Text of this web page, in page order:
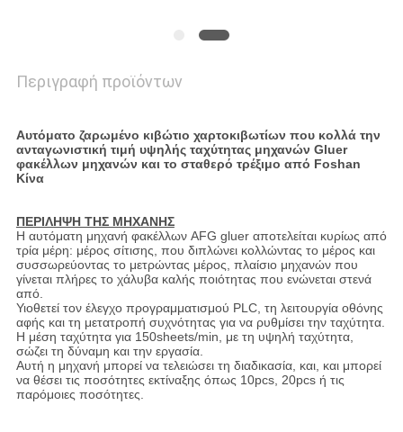
Περιγραφή προϊόντων
Αυτόματο ζαρωμένο κιβώτιο χαρτοκιβωτίων που κολλά την
ανταγωνιστική τιμή υψηλής ταχύτητας μηχανών Gluer
φακέλλων μηχανών και το σταθερό τρέξιμο από Foshan
Κίνα
ΠΕΡΙΛΗΨΗ ΤΗΣ ΜΗΧΑΝΗΣ
Η αυτόματη μηχανή φακέλλων AFG gluer αποτελείται κυρίως από
τρία μέρη: μέρος σίτισης, που διπλώνει κολλώντας το μέρος και
συσσωρεύοντας το μετρώντας μέρος, πλαίσιο μηχανών που
γίνεται πλήρες το χάλυβα καλής ποιότητας που ενώνεται στενά
από.
Υιοθετεί τον έλεγχο προγραμματισμού PLC, τη λειτουργία οθόνης
αφής και τη μετατροπή συχνότητας για να ρυθμίσει την ταχύτητα.
Η μέση ταχύτητα για 150sheets/min, με τη υψηλή ταχύτητα,
σώζει τη δύναμη και την εργασία.
Αυτή η μηχανή μπορεί να τελειώσει τη διαδικασία, και, και μπορεί
να θέσει τις ποσότητες εκτίναξης όπως 10pcs, 20pcs ή τις
παρόμοιες ποσότητες.